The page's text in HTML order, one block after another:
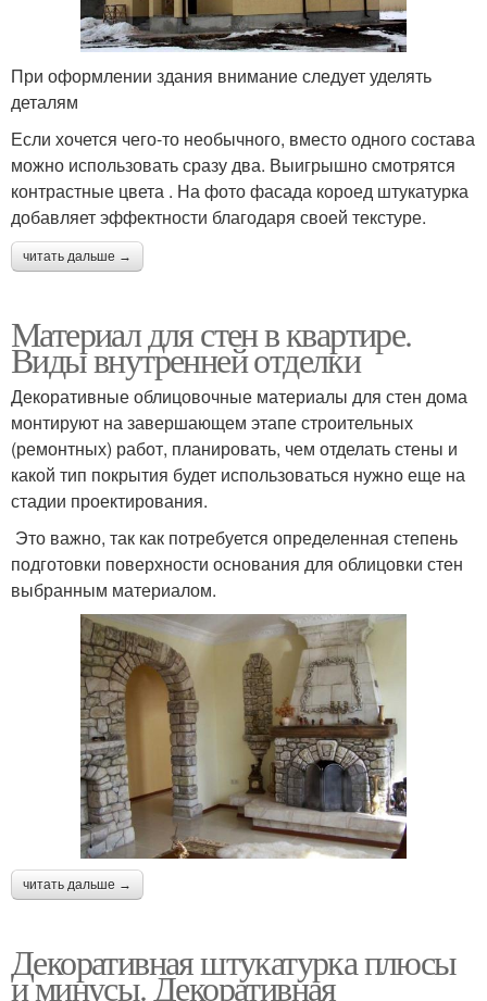
При оформлении здания внимание следует уделять
деталям
Если хочется чего-то необычного, вместо одного состава
можно использовать сразу два. Выигрышно смотрятся
контрастные цвета . На фото фасада короед штукатурка
добавляет эффектности благодаря своей текстуре.
читать дальше →
Материал для стен в квартире.
Виды внутренней отделки
Декоративные облицовочные материалы для стен дома
монтируют на завершающем этапе строительных
(ремонтных) работ, планировать, чем отделать стены и
какой тип покрытия будет использоваться нужно еще на
стадии проектирования.
Это важно, так как потребуется определенная степень
подготовки поверхности основания для облицовки стен
выбранным материалом.
читать дальше →
Декоративная штукатурка плюсы
и минусы. Декоративная